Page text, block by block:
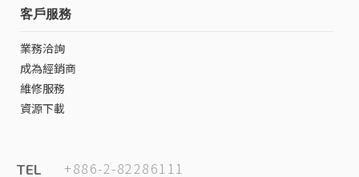
客戶服務
業務洽詢
成為經銷商
維修服務
資源下載
TEL +886-2-82286111